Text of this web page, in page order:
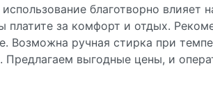
благотворно влияет
за комфорт и отдых.
Возможна ручная стирка при
выгодные цены, и